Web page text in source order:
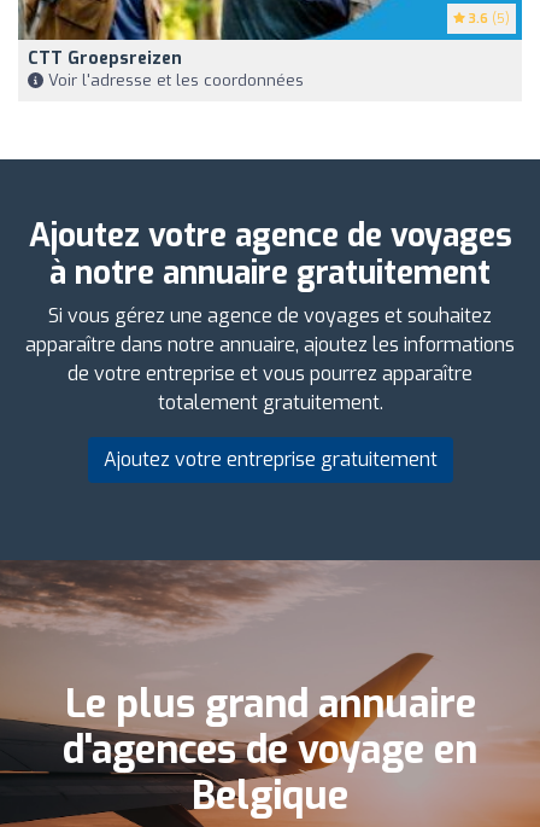
3.6 (5)
CTT Groepsreizen
Voir l'adresse et les coordonnées
Ajoutez votre agence de voyages
à notre annuaire gratuitement
Si vous gérez une agence de voyages et souhaitez
apparaître dans notre annuaire, ajoutez les informations
de votre entreprise et vous pourrez apparaître
totalement gratuitement.
Ajoutez votre entreprise gratuitement
Le plus grand annuaire
d'agences de voyage en
Belgique